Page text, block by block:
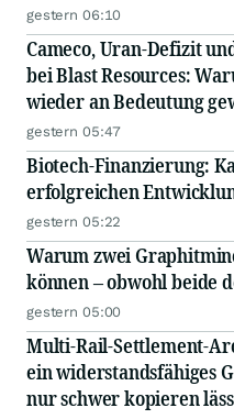
gestern 06:10
Cameco, Uran-Defizit
bei Blast Resources:
wieder an Bedeutung
gestern 05:47
Biotech-Finanzierung:
erfolgreichen
gestern 05:22
Warum zwei
können – obwohl beide
gestern 05:00
Multi-Rail-Settlement-
ein widerstandsfähiges
nur schwer kopieren